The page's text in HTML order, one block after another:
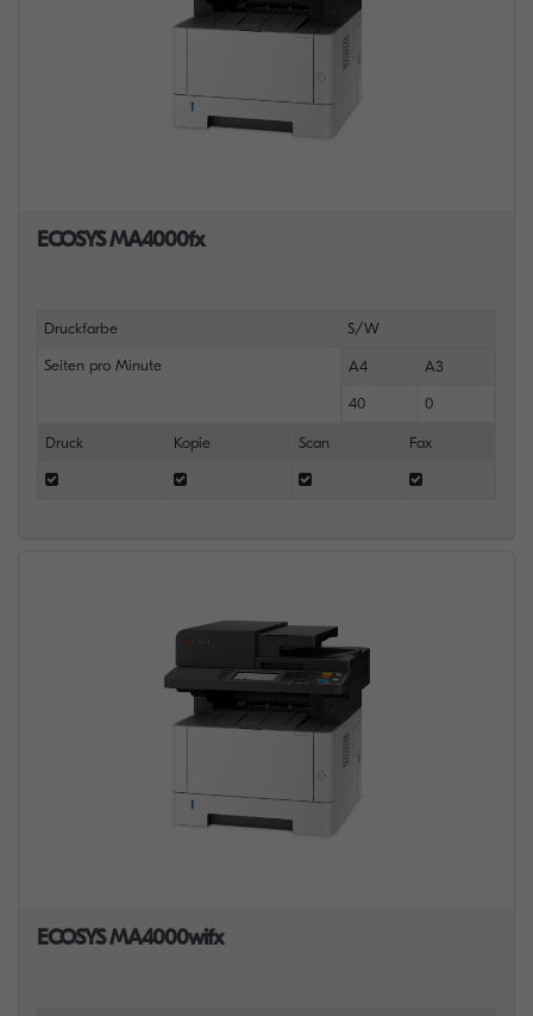
ECOSYS MA4000fx
Druckfarbe S/W
Seiten pro Minute A4 A3
40 0
Druck Kopie Scan Fax
ECOSYS MA4000wifx